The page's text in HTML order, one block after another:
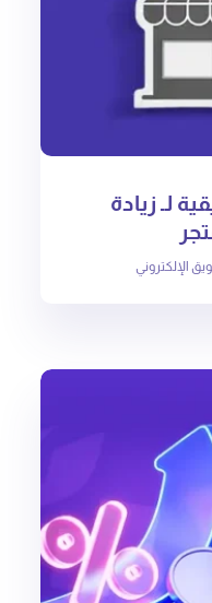
لـ زيادة
الإلكتروني